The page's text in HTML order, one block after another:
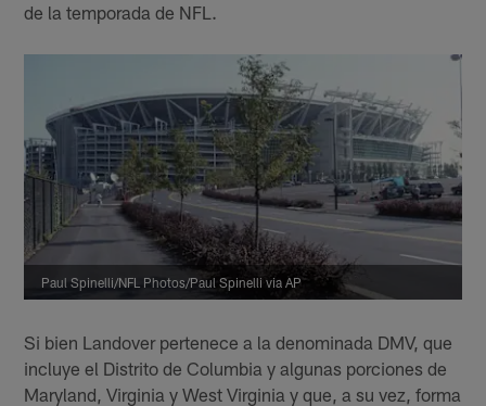
de la temporada de NFL.
Paul Spinelli/NFL Photos/Paul Spinelli via AP
Si bien Landover pertenece a la denominada DMV, que
incluye el Distrito de Columbia y algunas porciones de
Maryland, Virginia y West Virginia y que, a su vez, forma